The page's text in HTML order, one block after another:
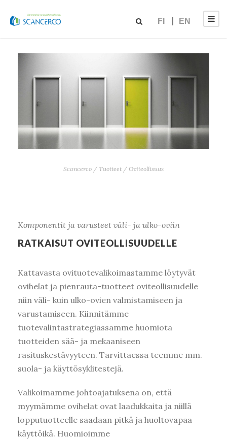
FI EN
Scancerco / Tuotteet / Oviteollisuus
Komponentit ja varusteet väli- ja ulko-oviin
RATKAISUT OVITEOLLISUUDELLE
Kattavasta ovituotevalikoimastamme löytyvät
ovihelat ja pienrauta-tuotteet oviteollisuudelle
niin väli- kuin ulko-ovien valmistamiseen ja
varustamiseen. Kiinnitämme
tuotevalintastrategiassamme huomiota
tuotteiden sää- ja mekaaniseen
rasituskestävyyteen. Tarvittaessa teemme mm.
suola- ja käyttösyklitestejä.
Valikoimamme johtoajatuksena on, että
myymämme ovihelat ovat laadukkaita ja niillä
lopputuotteelle saadaan pitkä ja huoltovapaa
käyttöikä. Huomioimme